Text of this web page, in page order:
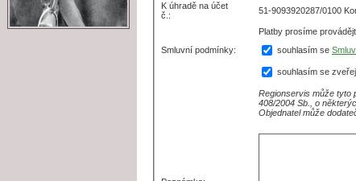
K úhradě na účet
č.:
51-9093920287/0100
Platby prosíme
Smluvní podmínky:
souhlasím se
souhlasím se
Regionservis může tyto
408/2004 Sb., o
Objednatel může